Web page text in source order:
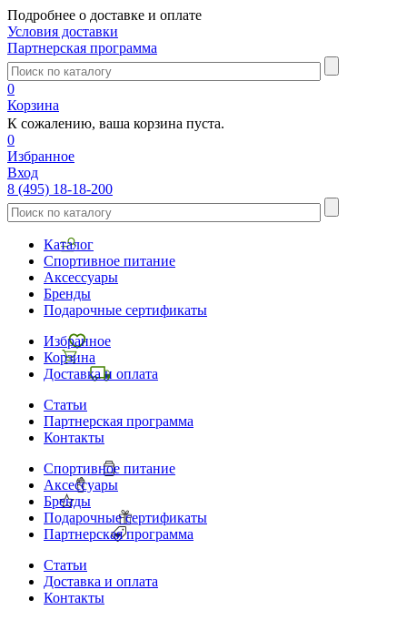
Подробнее о доставке и оплате
Условия доставки
Партнерская программа
0
Корзина
К сожалению, ваша корзина пуста.
0
Избранное
Вход
8 (495) 18-18-200
Каталог
Спортивное питание
Аксессуары
Бренды
Подарочные сертификаты
Избранное
Корзина
Доставка и оплата
Статьи
Партнерская программа
Контакты
Спортивное питание
Аксессуары
Бренды
Подарочные сертификаты
Партнерская программа
Статьи
Доставка и оплата
Контакты